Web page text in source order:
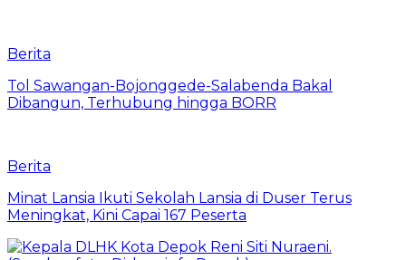
Berita
Tol Sawangan-Bojonggede-Salabenda Bakal
Dibangun, Terhubung hingga BORR
Berita
Minat Lansia Ikuti Sekolah Lansia di Duser Terus
Meningkat, Kini Capai 167 Peserta